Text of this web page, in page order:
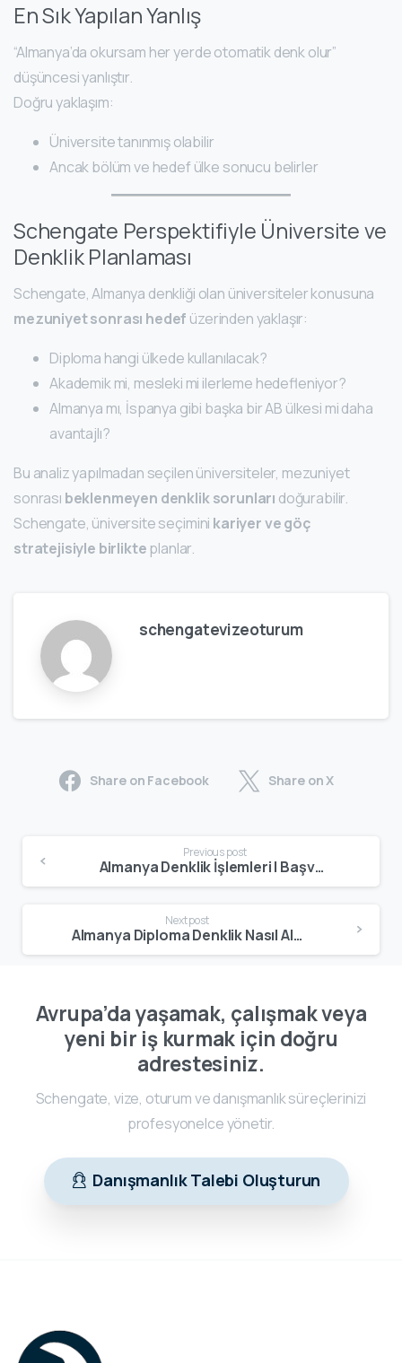
En Sık Yapılan Yanlış
“Almanya’da okursam her yerde otomatik denk olur”
düşüncesi yanlıştır.
Doğru yaklaşım:
Üniversite tanınmış olabilir
Ancak bölüm ve hedef ülke sonucu belirler
Schengate Perspektifiyle Üniversite ve
Denklik Planlaması
Schengate, Almanya denkliği olan üniversiteler konusuna
mezuniyet sonrası hedef üzerinden yaklaşır:
Diploma hangi ülkede kullanılacak?
Akademik mi, mesleki mi ilerleme hedefleniyor?
Almanya mı, İspanya gibi başka bir AB ülkesi mi daha
avantajlı?
Bu analiz yapılmadan seçilen üniversiteler, mezuniyet
sonrası beklenmeyen denklik sorunları doğurabilir.
Schengate, üniversite seçimini kariyer ve göç
stratejisiyle birlikteplanlar.
schengatevizeoturum
Share on Facebook Share on X
Previous post
Almanya Denklik İşlemleri | Başvuru Adımları ve Resmî Süreçler
Next post
Almanya Diploma Denklik Nasıl Alınır? | Adım Adım Tanıma Rehberi
Avrupa’da yaşamak, çalışmak veya
yeni bir iş kurmak için doğru
adrestesiniz.
Schengate, vize, oturum ve danışmanlık süreçlerinizi
profesyonelce yönetir.
Danışmanlık Talebi Oluşturun